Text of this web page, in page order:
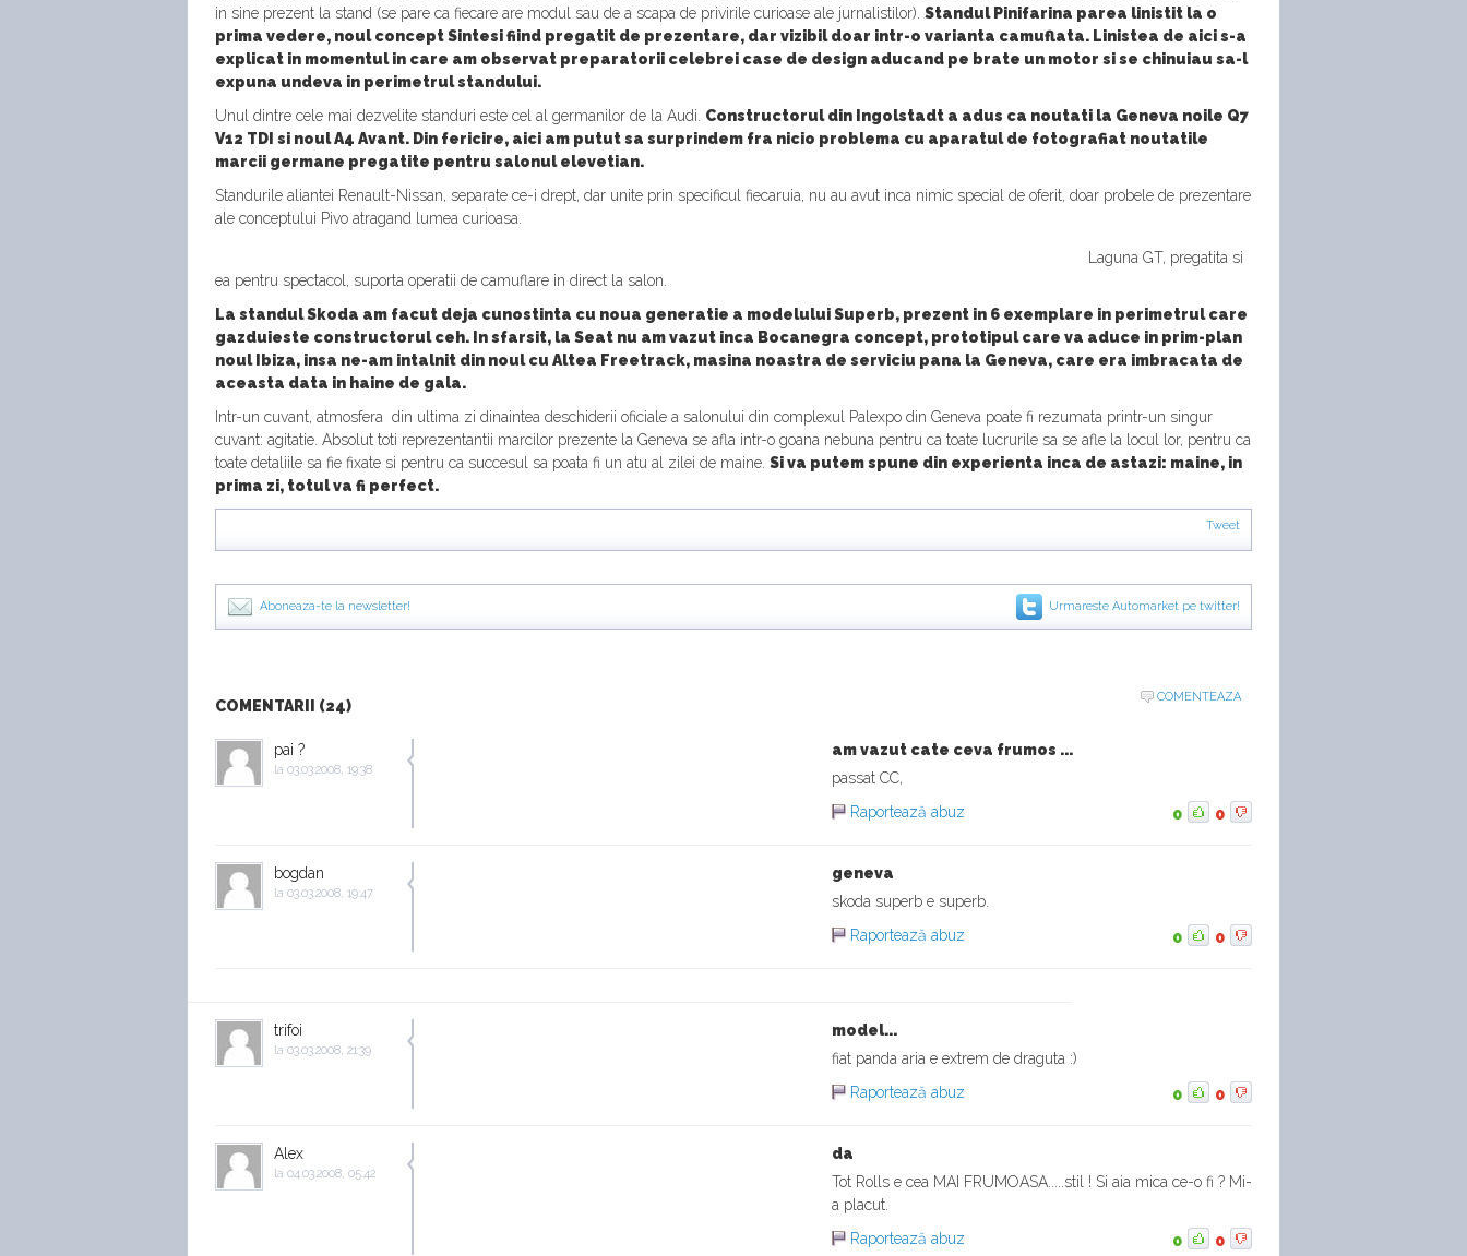
in sine prezent la stand (se pare ca fiecare are modul sau de a scapa de privirile curioase ale jurnalistilor). Standul Pinifarina parea linistit la o
prima vedere, noul concept Sintesi fiind pregatit de prezentare, dar vizibil doar intr-o varianta camuflata. Linistea de aici s-a
explicat in momentul in care am observat preparatorii celebrei case de design aducand pe brate un motor si se chinuiau sa-l
expuna undeva in perimetrul standului.
Unul dintre cele mai dezvelite standuri este cel al germanilor de la Audi. Constructorul din Ingolstadt a adus ca noutati la Geneva noile Q7
V12 TDI si noul A4 Avant. Din fericire, aici am putut sa surprindem fra nicio problema cu aparatul de fotografiat noutatile
marcii germane pregatite pentru salonul elevetian.
Standurile aliantei Renault-Nissan, separate ce-i drept, dar unite prin specificul fiecaruia, nu au avut inca nimic special de oferit, doar probele de prezentare
ale conceptului Pivo atragand lumea curioasa.
Laguna GT, pregatita si
ea pentru spectacol, suporta operatii de camuflare in direct la salon.
La standul Skoda am facut deja cunostinta cu noua generatie a modelului Superb, prezent in 6 exemplare in perimetrul care
gazduieste constructorul ceh. In sfarsit, la Seat nu am vazut inca Bocanegra concept, prototipul care va aduce in prim-plan
noul Ibiza, insa ne-am intalnit din noul cu Altea Freetrack, masina noastra de serviciu pana la Geneva, care era imbracata de
aceasta data in haine de gala.
Intr-un cuvant, atmosfera din ultima zi dinaintea deschiderii oficiale a salonului din complexul Palexpo din Geneva poate fi rezumata printr-un singur
cuvant: agitatie. Absolut toti reprezentantii marcilor prezente la Geneva se afla intr-o goana nebuna pentru ca toate lucrurile sa se afle la locul lor, pentru ca
toate detaliile sa fie fixate si pentru ca succesul sa poata fi un atu al zilei de maine. Si va putem spune din experienta inca de astazi: maine, in
prima zi, totul va fi perfect.
Tweet
Aboneaza-te la newsletter! Urmareste Automarket pe twitter!
COMENTARII (24)
COMENTEAZA
pai ?
la 03.03.2008, 19:38
am vazut cate ceva frumos ...
passat CC,
Raportează abuz
0 0
bogdan
la 03.03.2008, 19:47
geneva
skoda superb e superb.
Raportează abuz
0 0
trifoi
la 03.03.2008, 21:39
model...
fiat panda aria e extrem de draguta :)
Raportează abuz
0 0
Alex
la 04.03.2008, 05:42
da
Tot Rolls e cea MAI FRUMOASA.....stil ! Si aia mica ce-o fi ? Mi-
a placut.
Raportează abuz
0 0